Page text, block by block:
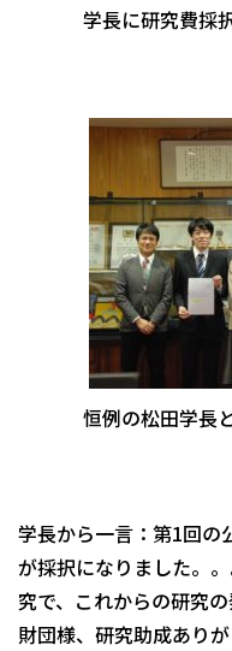
学長に研究費採
恒例の松田学長
学長から一言：第1回の
が採択になりました。
究で、これからの研究
財団様、研究助成あり